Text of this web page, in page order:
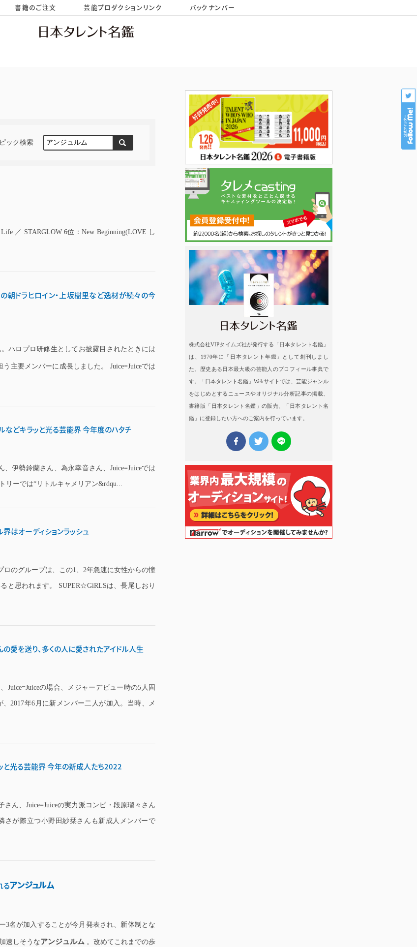
HOME お問い合わせ 会社概要 個人情報保護
書籍のご注文 芸能プロダクションリンク バックナンバー
ック検索
／ STARGLOW 6位：New Beginning(LOVE し
朝ドラヒロイン・上坂樹里など逸材が続々の今
ハロプロ研修生としてお披露目されたときには
う主要メンバーに成長しました。 Juice=Juiceでは
などキラッと光る芸能界 今年度のハタチ
、伊勢鈴蘭さん、為永幸音さん、Juice=Juiceでは
リーでは“リトルキャメリアン&rdqu...
はオーディションラッシュ
ロのグループは、この1、2年急速に女性からの憧
と思われます。 SUPER☆GiRLSは、長尾しおり
を送り、多くの人に愛されたアイドル人生
Juice=Juiceの場合、メジャーデビュー時の5人固
2017年6月に新メンバー二人が加入。当時、メ
と光る芸能界 今年の新成人たち2022
さん、Juice=Juiceの実力派コンビ・段原瑠々さん
さが際立つ小野田紗栞さんも新成人メンバーで
るアンジュルム
3名が加入することが今月発表され、新体制とな
速しそうなアンジュルム 。改めてこれまでの歩
日本タレント名鑑
株式会社VIPタイムズ社が発行する「日本タレント名鑑」
は、1970年に「日本タレント年鑑」として創刊しまし
た。歴史ある日本最大級の芸能人のプロフィール事典で
す。「日本タレント名鑑」Webサイトでは、芸能ジャンル
をはじめとするニュースやオリジナル分析記事の掲載、
書籍版「日本タレント名鑑」の販売、「日本タレント名
鑑」に登録したい方へのご案内を行っています。